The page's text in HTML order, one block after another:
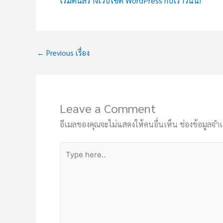
← Previous เรื่อง
Leave a Comment
อีเมลของคุณจะไม่แสดงให้คนอื่นเห็น ช่องข้อมูลจำ
here..